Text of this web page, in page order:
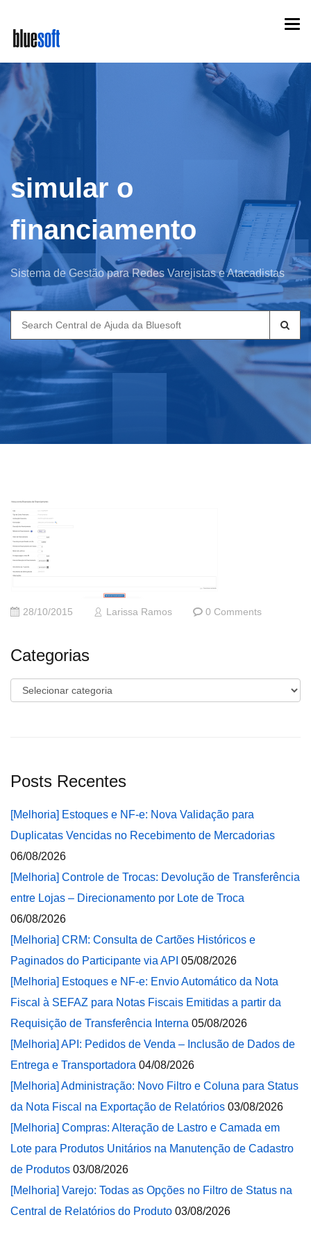
main
content
simular o
financiamento
Sistema de Gestão para Redes Varejistas e Atacadistas
Search
for:
28/10/2015 Larissa Ramos 0 Comments
Categorias
Categorias
Posts Recentes
[Melhoria] Estoques e NF-e: Nova Validação para
Duplicatas Vencidas no Recebimento de Mercadorias
06/08/2026
[Melhoria] Controle de Trocas: Devolução de Transferência
entre Lojas – Direcionamento por Lote de Troca
06/08/2026
[Melhoria] CRM: Consulta de Cartões Históricos e
Paginados do Participante via API 05/08/2026
[Melhoria] Estoques e NF-e: Envio Automático da Nota
Fiscal à SEFAZ para Notas Fiscais Emitidas a partir da
Requisição de Transferência Interna 05/08/2026
[Melhoria] API: Pedidos de Venda – Inclusão de Dados de
Entrega e Transportadora 04/08/2026
[Melhoria] Administração: Novo Filtro e Coluna para Status
da Nota Fiscal na Exportação de Relatórios 03/08/2026
[Melhoria] Compras: Alteração de Lastro e Camada em
Lote para Produtos Unitários na Manutenção de Cadastro
de Produtos 03/08/2026
[Melhoria] Varejo: Todas as Opções no Filtro de Status na
Central de Relatórios do Produto 03/08/2026